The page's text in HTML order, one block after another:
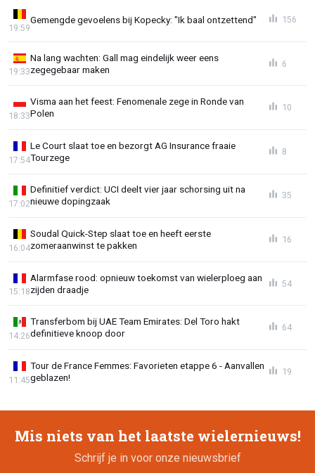
Gemengde gevoelens bij Kopecky: "Ik baal ontzettend"
19:59
156
Na lang wachten: Gall mag eindelijk weer eens
zegegebaar maken
19:33
6
Visma aan het feest: Fenomenale zege in Ronde van
Polen
18:33
10
Le Court slaat toe en bezorgt AG Insurance fraaie
Tourzege
17:54
8
Definitief verdict: UCI deelt vier jaar schorsing uit na
nieuwe dopingzaak
17:02
35
Soudal Quick-Step slaat toe en heeft eerste
zomeraanwinst te pakken
16:04
16
Alarmfase rood: opnieuw toekomst van wielerploeg aan
zijden draadje
15:18
54
Transferbom bij UAE Team Emirates: Del Toro hakt
definitieve knoop door
14:26
64
Tour de France Femmes: Favorieten etappe 6 - Aanvallen
geblazen!
11:45
19
Mis niets van het laatste wielernieuws!
Schrijf je in voor onze nieuwsbrief